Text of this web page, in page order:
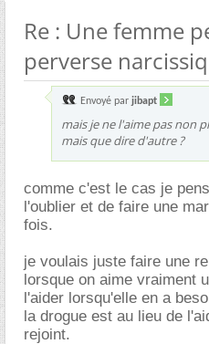
Re : Une femme
perverse
Envoyé par jibapt
mais je ne l'aime pas non
mais que dire d'autre ?
comme c'est le cas je
l'oublier et de faire une
fois.
je voulais juste faire une
lorsque on aime vraiment
l'aider lorsqu'elle en a
la drogue est au lieu de
rejoint.